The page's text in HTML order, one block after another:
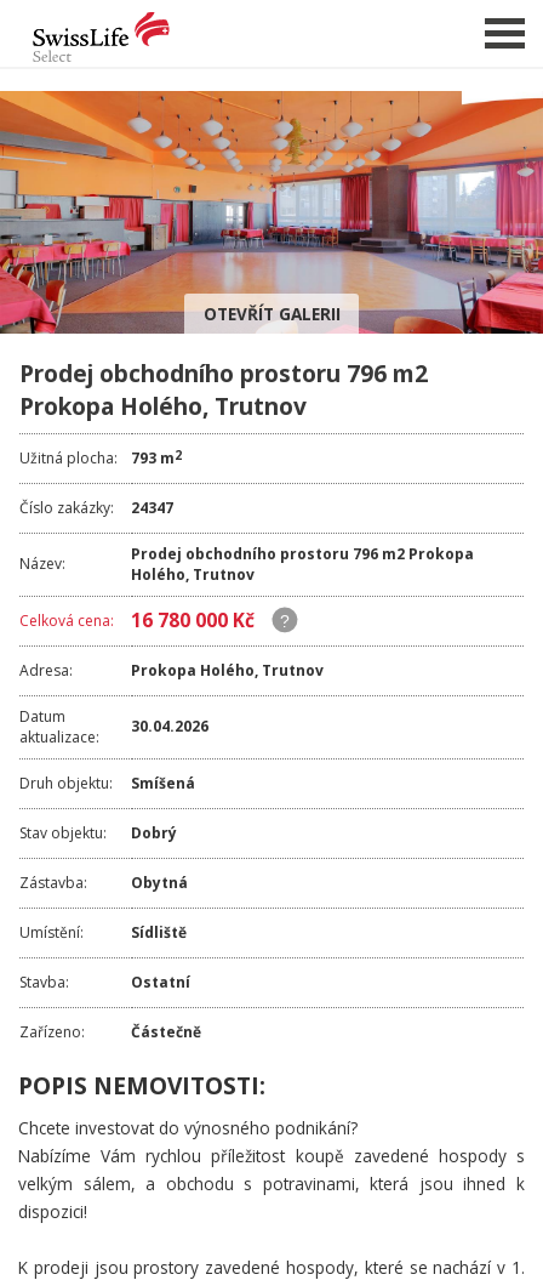
NABÍDKA NEMOVITOSTÍ
CHCI PRODAT / PRONAJMOUT
HLÍDAT NOVÉ NABÍDKY
CHCI OCENIT NEMOVITOST
O NÁS
REFERENCE
SLUŽBY
KARIÉRA
FINANCOVÁNÍ / HYPOTÉKA
KONTAKT
OTEVŘÍT GALERII
Prodej obchodního prostoru 796 m2
Prokopa Holého, Trutnov
Užitná plocha: 793 m2
Číslo zakázky: 24347
Název:
Prodej obchodního prostoru 796 m2 Prokopa
Holého, Trutnov
Celková cena: 16 780 000 Kč
Adresa: Prokopa Holého, Trutnov
Datum
aktualizace:
30.04.2026
Druh objektu: Smíšená
Stav objektu: Dobrý
Zástavba: Obytná
Umístění: Sídliště
Stavba: Ostatní
Zařízeno: Částečně
POPIS NEMOVITOSTI:
Chcete investovat do výnosného podnikání?
Nabízíme Vám rychlou příležitost koupě zavedené hospody s
velkým sálem, a obchodu s potravinami, která jsou ihned k
dispozici!
K prodeji jsou prostory zavedené hospody, které se nachází v 1.